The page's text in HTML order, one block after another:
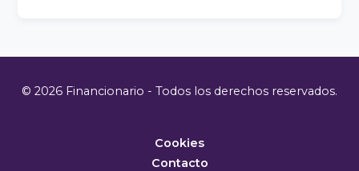
© 2026 Financionario - Todos los derechos reservados.
Cookies
Contacto